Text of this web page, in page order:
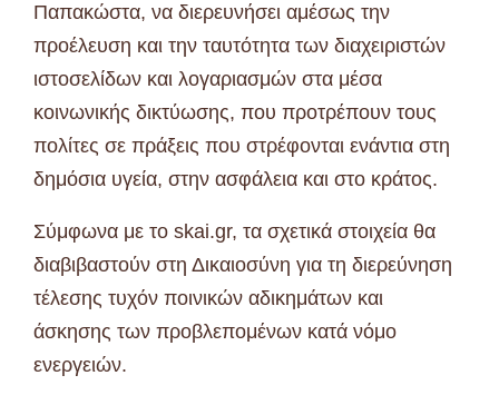
Παπακώστα, να διερευνήσει αμέσως την
προέλευση και την ταυτότητα των διαχειριστών
ιστοσελίδων και λογαριασμών στα μέσα
κοινωνικής δικτύωσης, που προτρέπουν τους
πολίτες σε πράξεις που στρέφονται ενάντια στη
δημόσια υγεία, στην ασφάλεια και στο κράτος.
Σύμφωνα με το skai.gr, τα σχετικά στοιχεία θα
διαβιβαστούν στη Δικαιοσύνη για τη διερεύνηση
τέλεσης τυχόν ποινικών αδικημάτων και
άσκησης των προβλεπομένων κατά νόμο
ενεργειών.